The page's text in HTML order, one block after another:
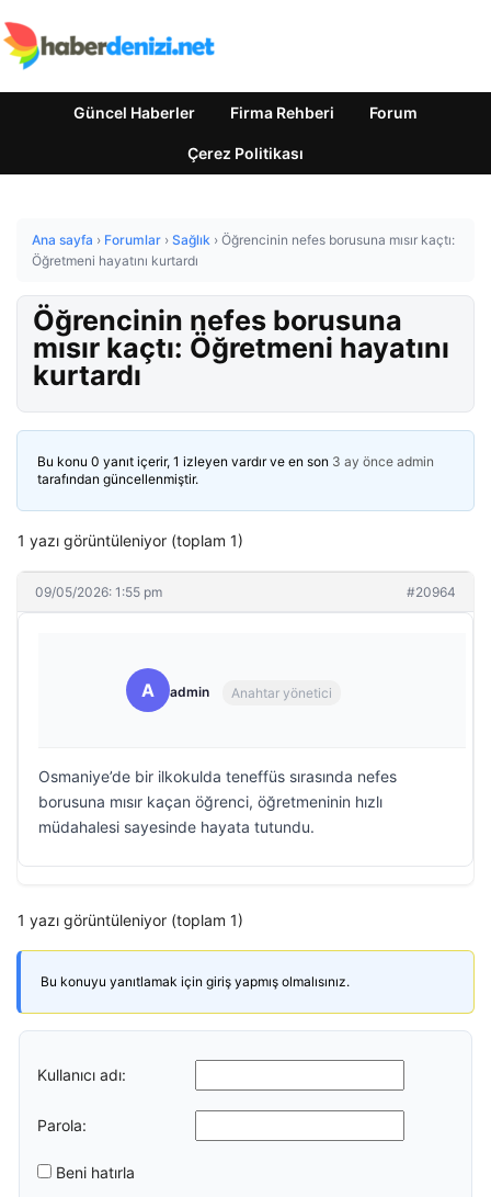
Güncel Haberler Firma Rehberi Forum
Çerez Politikası
Ana sayfa › Forumlar › Sağlık › Öğrencinin nefes borusuna mısır kaçtı:
Öğretmeni hayatını kurtardı
Öğrencinin nefes borusuna
mısır kaçtı: Öğretmeni hayatını
kurtardı
Bu konu 0 yanıt içerir, 1 izleyen vardır ve en son 3 ay önce admin
tarafından güncellenmiştir.
1 yazı görüntüleniyor (toplam 1)
09/05/2026: 1:55 pm #20964
A admin Anahtar yönetici
Osmaniye’de bir ilkokulda teneffüs sırasında nefes
borusuna mısır kaçan öğrenci, öğretmeninin hızlı
müdahalesi sayesinde hayata tutundu.
1 yazı görüntüleniyor (toplam 1)
Bu konuyu yanıtlamak için giriş yapmış olmalısınız.
Kullanıcı adı:
Parola:
Beni hatırla